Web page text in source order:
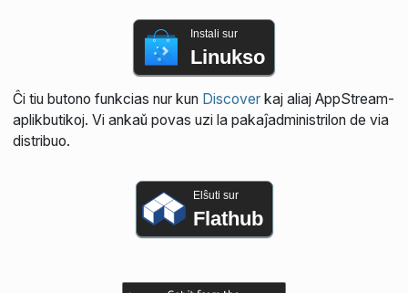
Instali sur
Linukso
Ĉi tiu butono funkcias nur kun Discoverkaj aliaj AppStream-
aplikbutikoj. Vi ankaŭ povas uzi la pakaĵadministrilon de via
distribuo.
Elŝuti sur
Flathub